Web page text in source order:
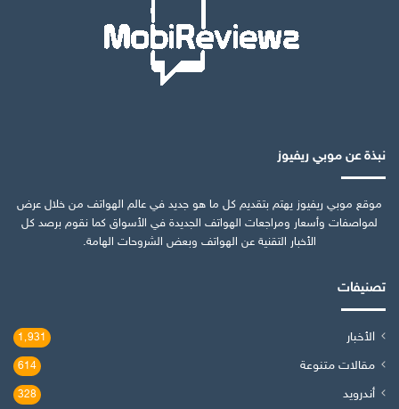
نبذة عن موبي ريفيوز
موقع موبي ريفيوز يهتم بتقديم كل ما هو جديد في عالم الهواتف من خلال عرض
لمواصفات وأسعار ومراجعات الهواتف الجديدة في الأسواق كما نقوم برصد كل
الأخبار التقنية عن الهواتف وبعض الشروحات الهامة.
تصنيفات
الأخبار 1٬931
مقالات متنوعة 614
أندرويد 328